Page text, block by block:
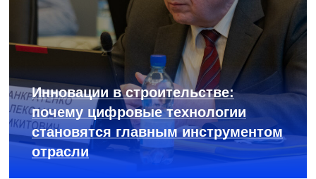
Инновации в строительстве:
почему цифровые технологии
становятся главным инструментом
отрасли